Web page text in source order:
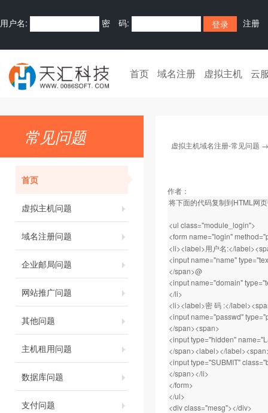
用户名: 密 码: 注册
首页 域名注册 虚拟主机 云
常见问题
首页
虚拟主机问题
域名注册问题
企业邮局问题
网站推广问题
其他问题
主机租用问题
数据库问题
支付问题
虚拟主机域名注册-常见问题
作者：
将下面的代码复制到HTML网
<ul class="module_login">
<form name="login"
<li><label>用户名:</
<input name="name"
</span>@
<input name="domain"
</li>
<li><label>密 码 :</
<input name="passwd"
</span><span>
<input type="hidden"
</span><label></
<input type="SUBMIT"
</span></li>
</form>
</ul>
<div class="mesg"></div>